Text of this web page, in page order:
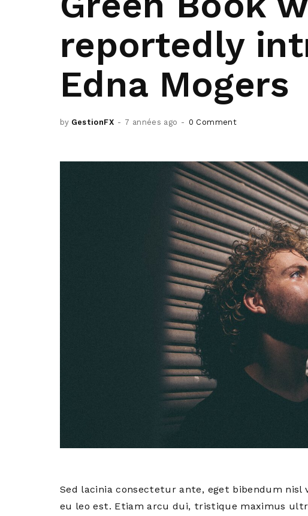
reportedly
Edna Mogers
by GestionFX 7 années ago 0 Comment
Sed lacinia consectetur ante, eget bibendum
eu leo est. Etiam arcu dui, tristique maximus